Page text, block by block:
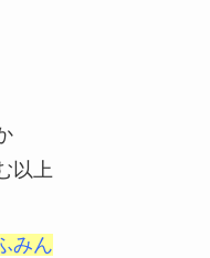
以上
みん